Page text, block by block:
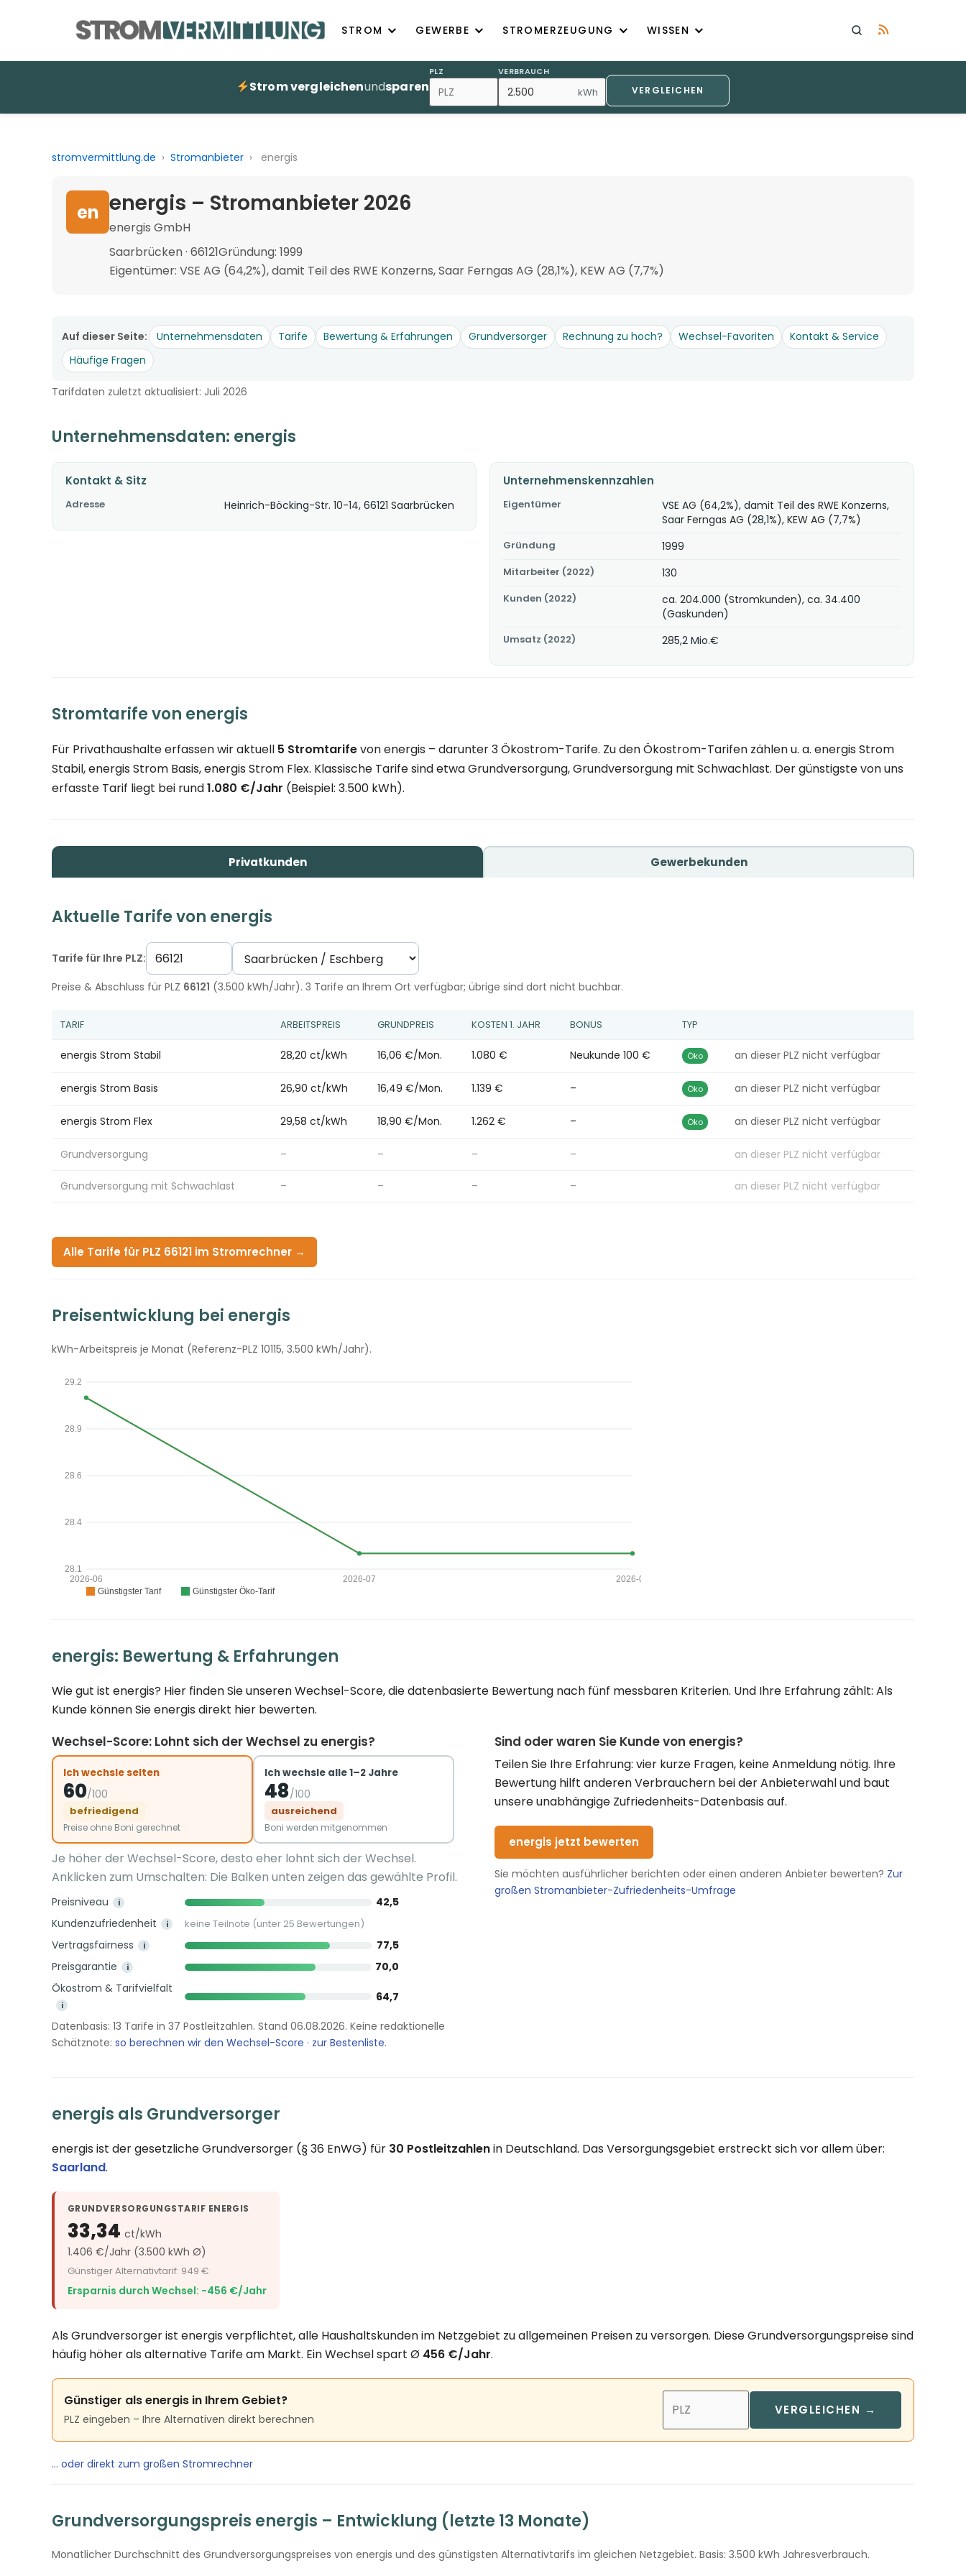
STROM GEWERBE STROMERZEUGUNG WISSEN
Strom vergleichenundsparen
PLZ VERBRAUCH
kWh VERGLEICHEN
stromvermittlung.de › Stromanbieter › energis
en energis – Stromanbieter 2026
energis GmbH
Saarbrücken · 66121Gründung: 1999
Eigentümer: VSE AG (64,2%), damit Teil des RWE Konzerns, Saar Ferngas AG (28,1%), KEW AG (7,7%)
Auf dieser Seite: Unternehmensdaten Tarife Bewertung & Erfahrungen Grundversorger Rechnung zu hoch? Wechsel-Favoriten
Kontakt & Service
Häufige Fragen
Tarifdaten zuletzt aktualisiert: Juli 2026
Unternehmensdaten: energis
Kontakt & Sitz
Adresse Heinrich-Böcking-Str. 10-14, 66121 Saarbrücken
Unternehmenskennzahlen
Eigentümer
VSE AG (64,2%), damit Teil des RWE Konzerns,
Saar Ferngas AG (28,1%), KEW AG (7,7%)
Gründung 1999
Mitarbeiter (2022) 130
Kunden (2022)
ca. 204.000 (Stromkunden), ca. 34.400
(Gaskunden)
Umsatz (2022) 285,2 Mio.€
Stromtarife von energis
Für Privathaushalte erfassen wir aktuell 5 Stromtarifevon energis – darunter 3 Ökostrom-Tarife. Zu den Ökostrom-Tarifen zählen u. a. energis Strom
Stabil, energis Strom Basis, energis Strom Flex. Klassische Tarife sind etwa Grundversorgung, Grundversorgung mit Schwachlast. Der günstigste von uns
erfasste Tarif liegt bei rund1.080 €/Jahr (Beispiel: 3.500 kWh).
Privatkunden Gewerbekunden
Aktuelle Tarife von energis
Tarife für Ihre PLZ:
Preise & Abschluss für PLZ 66121 (3.500 kWh/Jahr). 3 Tarife an Ihrem Ort verfügbar; übrige sind dort nicht buchbar.
TARIF ARBEITSPREIS GRUNDPREIS KOSTEN 1. JAHR BONUS TYP
energis Strom Stabil 28,20 ct/kWh 16,06 €/Mon. 1.080 € Neukunde 100 € Öko an dieser PLZ nicht verfügbar
energis Strom Basis 26,90 ct/kWh 16,49 €/Mon. 1.139 € – Öko an dieser PLZ nicht verfügbar
energis Strom Flex 29,58 ct/kWh 18,90 €/Mon. 1.262 € – Öko an dieser PLZ nicht verfügbar
Grundversorgung – – – – an dieser PLZ nicht verfügbar
Grundversorgung mit Schwachlast – – – – an dieser PLZ nicht verfügbar
Alle Tarife für PLZ 66121 im Stromrechner →
Preisentwicklung bei energis
kWh-Arbeitspreis je Monat (Referenz-PLZ 10115, 3.500 kWh/Jahr).
energis: Bewertung & Erfahrungen
Wie gut ist energis? Hier finden Sie unseren Wechsel-Score, die datenbasierte Bewertung nach fünf messbaren Kriterien. Und Ihre Erfahrung zählt: Als
Kunde können Sie energis direkt hier bewerten.
Wechsel-Score: Lohnt sich der Wechsel zu energis?
Ich wechsle selten
60/100
befriedigend
Preise ohne Boni gerechnet
Ich wechsle alle 1–2 Jahre
48/100
ausreichend
Boni werden mitgenommen
Je höher der Wechsel-Score, desto eher lohnt sich der Wechsel.
Anklicken zum Umschalten: Die Balken unten zeigen das gewählte Profil.
Preisniveau i
42,5
Kundenzufriedenheit
i keine Teilnote (unter 25 Bewertungen)
Vertragsfairness i
77,5
Preisgarantie
i
70,0
Ökostrom & Tarifvielfalt
i
64,7
Datenbasis: 13 Tarife in 37 Postleitzahlen. Stand 06.08.2026. Keine redaktionelle
Schätznote: so berechnen wir den Wechsel-Score · zur Bestenliste.
Sind oder waren Sie Kunde von energis?
Teilen Sie Ihre Erfahrung: vier kurze Fragen, keine Anmeldung nötig. Ihre
Bewertung hilft anderen Verbrauchern bei der Anbieterwahl und baut
unsere unabhängige Zufriedenheits-Datenbasis auf.
energis jetzt bewerten
Sie möchten ausführlicher berichten oder einen anderen Anbieter bewerten? Zur
großen Stromanbieter-Zufriedenheits-Umfrage
energis als Grundversorger
energis ist der gesetzliche Grundversorger (§ 36 EnWG) für 30 Postleitzahlenin Deutschland. Das Versorgungsgebiet erstreckt sich vor allem über:
Saarland.
GRUNDVERSORGUNGSTARIF ENERGIS
33,34 ct/kWh
1.406 €/Jahr (3.500 kWh Ø)
Günstiger Alternativtarif: 949 €
Ersparnis durch Wechsel: −456 €/Jahr
Als Grundversorger ist energis verpflichtet, alle Haushaltskunden im Netzgebiet zu allgemeinen Preisen zu versorgen. Diese Grundversorgungspreise sind
häufig höher als alternative Tarife am Markt. Ein Wechsel spart Ø 456 €/Jahr.
Günstiger als energis in Ihrem Gebiet?
PLZ eingeben – Ihre Alternativen direkt berechnen
VERGLEICHEN →
… oder direkt zum großen Stromrechner
Grundversorgungspreis energis – Entwicklung (letzte 13 Monate)
Monatlicher Durchschnitt des Grundversorgungspreises von energis und des günstigsten Alternativtarifs im gleichen Netzgebiet. Basis: 3.500 kWh Jahresverbrauch.